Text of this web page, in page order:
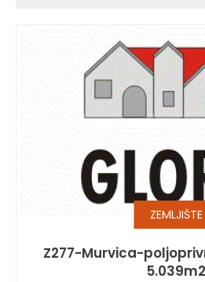
ZEMLJIŠTE
Z277-Murvica-
5.039m2